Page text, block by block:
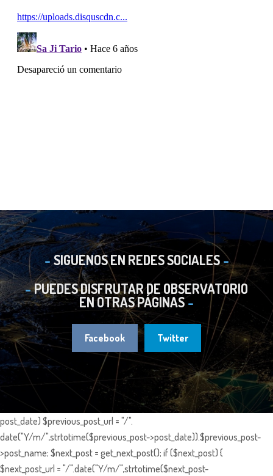
SIGUENOS EN REDES SOCIALES
PUEDES DISFRUTAR DE OBSERVATORIO
EN OTRAS PÁGINAS
Facebook Twitter
post_date) $previous_post_url = "/".
date("Y/m/",strtotime($previous_post->post_date)).$previous_post-
>post_name; $next_post = get_next_post(); if ($next_post) {
$next_post_url = "/".date("Y/m/",strtotime($next_post-